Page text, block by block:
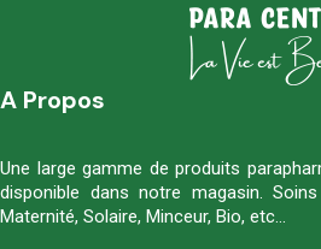
A Propos
Une large gamme de produits
disponible dans notre magasin.
Maternité, Solaire, Minceur, Bio, etc…